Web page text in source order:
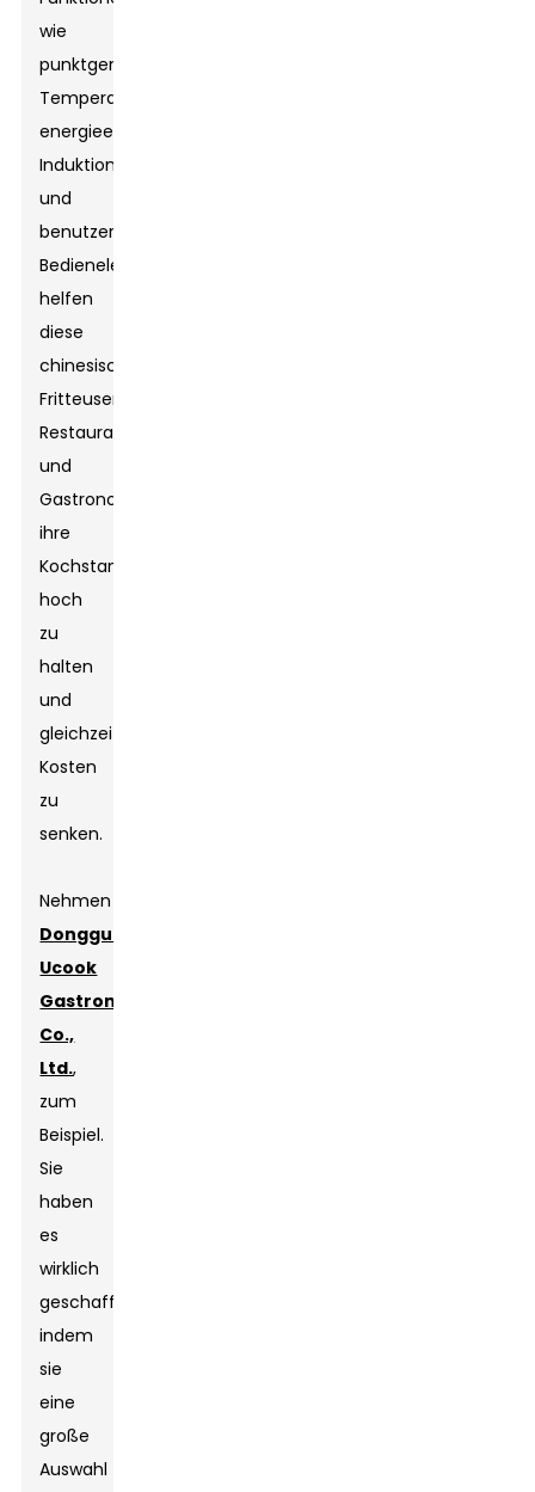
wie
punktgenauer
Temperaturregelung,
energieeffizienter
Induktionstechnologie
und
benutzerfreundlichen
Bedienelementen
helfen
diese
chinesischen
Fritteusen
Restaurants
und
Gastronomiebetrieben,
ihre
Kochstandards
hoch
zu
halten
und
gleichzeitig
Kosten
zu
senken.
Nehmen
Dongguan
Ucook
Gastronomieausrüstung
Co.,
Ltd.,
zum
Beispiel.
Sie
haben
es
wirklich
geschafft,
indem
sie
eine
große
Auswahl